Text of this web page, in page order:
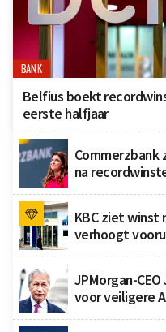
BANK
Belfius boekt
eerste halfjaar
na
KBC ziet winst
verhoogt
JPMorgan-
voor veiligere